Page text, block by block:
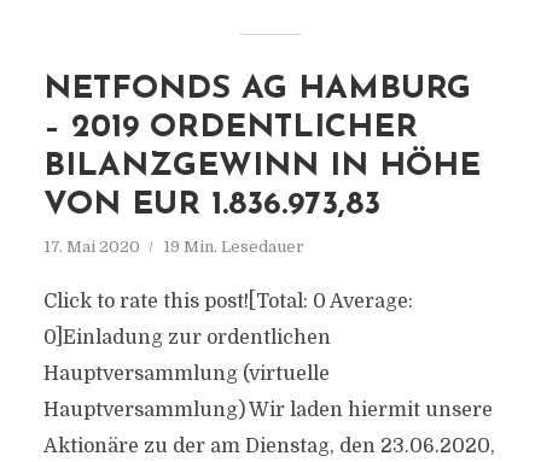
NETFONDS AG HAMBURG
– 2019 ORDENTLICHER
BILANZGEWINN IN HÖHE
VON EUR 1.836.973,83
17. Mai 2020 19 Min. Lesedauer
Click to rate this post![Total: 0 Average:
0]Einladung zur ordentlichen
Hauptversammlung (virtuelle
Hauptversammlung) Wir laden hiermit unsere
Aktionäre zu der am Dienstag, den 23.06.2020,